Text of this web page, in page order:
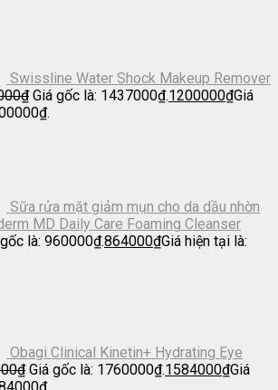
Swissline Water Shock Makeup Remover
₫ Giá gốc là: 1437000₫.1200000₫Giá
Sữa rửa mặt giảm mụn cho da dầu nhờn
MD Daily Care Foaming Cleanser
là: 960000₫.864000₫Giá hiện tại là:
Obagi Clinical Kinetin+ Hydrating Eye
₫ Giá gốc là: 1760000₫.1584000₫Giá